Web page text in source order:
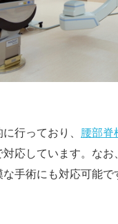
行っており、 腰部脊
応しています。な
な手術にも対応可能で